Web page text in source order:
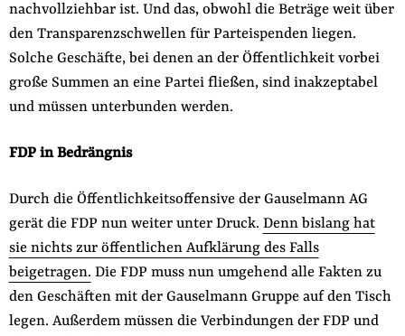
nachvollziehbar ist. Und das, obwohl die Beträge weit über
den Transparenzschwellen für Parteispenden liegen.
Solche Geschäfte, bei denen an der Öffentlichkeit vorbei
große Summen an eine Partei fließen, sind inakzeptabel
und müssen unterbunden werden.
FDP in Bedrängnis
Durch die Öffentlichkeitsoffensive der Gauselmann AG
gerät die FDP nun weiter unter Druck. Denn bislang hat
sie nichts zur öffentlichen Aufklärung des Falls
beigetragen. Die FDP muss nun umgehend alle Fakten zu
den Geschäften mit der Gauselmann Gruppe auf den Tisch
legen. Außerdem müssen die Verbindungen der FDP und